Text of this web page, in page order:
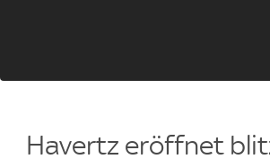
Havertz eröffnet